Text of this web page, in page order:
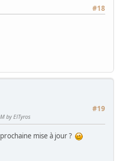
#18
#19
by ElTyros
mise à jour ?